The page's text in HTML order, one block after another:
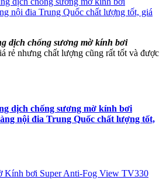
dịch chống sương mờ kính bơi
rẻ nhưng chất lượng cũng rất tốt và được
dịch chống sương mờ kính bơi
nội đia Trung Quốc chất lượng tốt,